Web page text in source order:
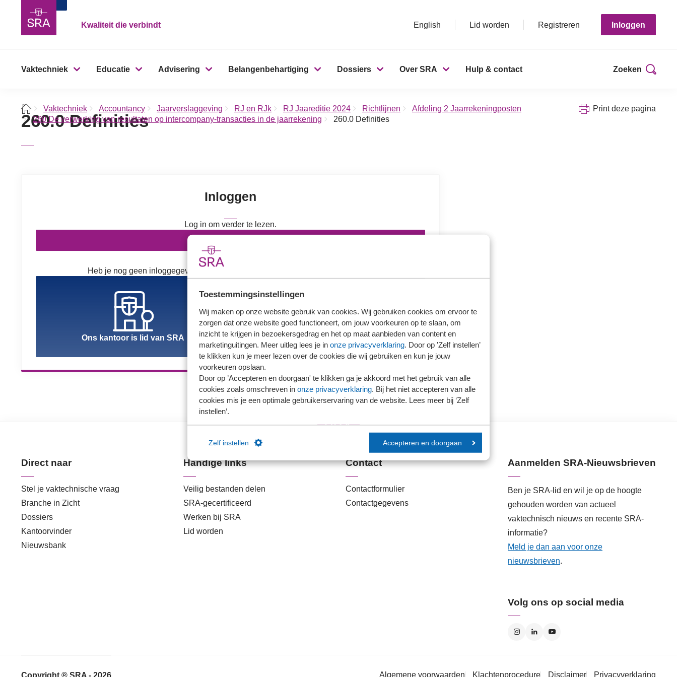
Toestemmingsinstellingen
Wij maken op onze website gebruik van cookies. Wij gebruiken cookies om ervoor te
zorgen dat onze website goed functioneert, om jouw voorkeuren op te slaan, om
inzicht te krijgen in bezoekersgedrag en het op maat aanbieden van content en
marketinguitingen. Meer uitleg lees je in onze privacyverklaring. Door op ’Zelf instellen’
te klikken kun je meer lezen over de cookies die wij gebruiken en kun je jouw
voorkeuren opslaan.
Door op ’Accepteren en doorgaan' te klikken ga je akkoord met het gebruik van alle
cookies zoals omschreven in onze privacyverklaring. Bij het niet accepteren van alle
cookies mis je een optimale gebruikerservaring van de website. Lees meer bij ‘Zelf
instellen’.
Zelf instellen Accepteren en doorgaan
Kwaliteit die verbindt English Lid worden Registreren Inloggen
Vaktechniek Educatie Advisering Belangenbehartiging Dossiers Over SRA Hulp & contact Zoeken
Vaktechniek Accountancy Jaarverslaggeving RJ en RJk RJ Jaareditie 2024 Richtlijnen
Afdeling 2 Jaarrekeningposten
260 De verwerking van resultaten op intercompany-transacties in de jaarrekening
260.0 Definities
Print deze pagina
260.0 Definities
Inloggen
Log in om verder te lezen.
Heb je nog geen inloggegevens? Kies hieronder wat voor jou van toepassing is.
Ons kantoor is lid van SRA Ons kantoor is nog geen lid van SRA
Direct naar
Stel je vaktechnische vraag
Branche in Zicht
Dossiers
Kantoorvinder
Nieuwsbank
Handige links
Veilig bestanden delen
SRA-gecertificeerd
Werken bij SRA
Lid worden
Contact
Contactformulier
Contactgegevens
Aanmelden SRA-Nieuwsbrieven
Ben je SRA-lid en wil je op de hoogte
gehouden worden van actueel
vaktechnisch nieuws en recente SRA-
informatie?
Meld je dan aan voor onze
nieuwsbrieven.
Volg ons op social media
Algemene voorwaarden Klachtenprocedure Disclaimer Privacyverklaring
Copyright ® SRA - 2026